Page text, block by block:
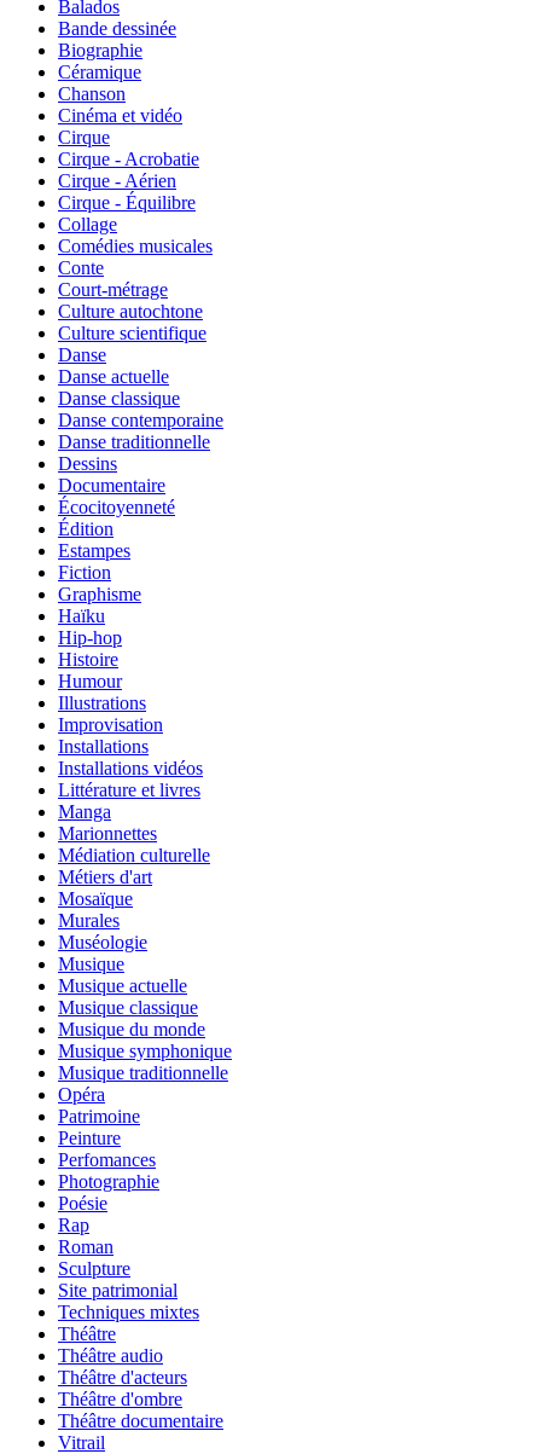
Balados
Bande dessinée
Biographie
Céramique
Chanson
Cinéma et vidéo
Cirque
Cirque - Acrobatie
Cirque - Aérien
Cirque - Équilibre
Collage
Comédies musicales
Conte
Court-métrage
Culture autochtone
Culture scientifique
Danse
Danse actuelle
Danse classique
Danse contemporaine
Danse traditionnelle
Dessins
Documentaire
Écocitoyenneté
Édition
Estampes
Fiction
Graphisme
Haïku
Hip-hop
Histoire
Humour
Illustrations
Improvisation
Installations
Installations vidéos
Littérature et livres
Manga
Marionnettes
Médiation culturelle
Métiers d'art
Mosaïque
Murales
Muséologie
Musique
Musique actuelle
Musique classique
Musique du monde
Musique symphonique
Musique traditionnelle
Opéra
Patrimoine
Peinture
Perfomances
Photographie
Poésie
Rap
Roman
Sculpture
Site patrimonial
Techniques mixtes
Théâtre
Théâtre audio
Théâtre d'acteurs
Théâtre d'ombre
Théâtre documentaire
Vitrail